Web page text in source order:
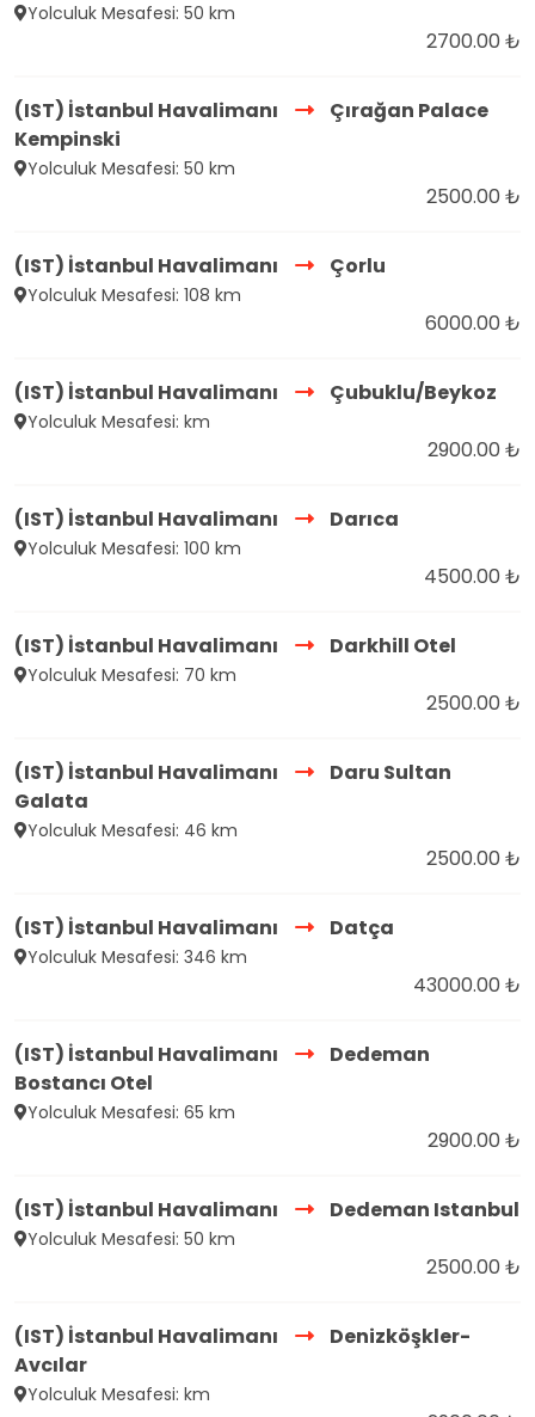
Yolculuk Mesafesi: 50 km
2700.00 ₺
(IST) İstanbul Havalimanı
Çırağan Palace
Kempinski
Yolculuk Mesafesi: 50 km
2500.00 ₺
(IST) İstanbul Havalimanı Çorlu
Yolculuk Mesafesi: 108 km
6000.00 ₺
(IST) İstanbul Havalimanı Çubuklu/Beykoz
Yolculuk Mesafesi: km
2900.00 ₺
(IST) İstanbul Havalimanı Darıca
Yolculuk Mesafesi: 100 km
4500.00 ₺
(IST) İstanbul Havalimanı Darkhill Otel
Yolculuk Mesafesi: 70 km
2500.00 ₺
(IST) İstanbul Havalimanı
Daru Sultan
Galata
Yolculuk Mesafesi: 46 km
2500.00 ₺
(IST) İstanbul Havalimanı Datça
Yolculuk Mesafesi: 346 km
43000.00 ₺
(IST) İstanbul Havalimanı
Dedeman
Bostancı Otel
Yolculuk Mesafesi: 65 km
2900.00 ₺
(IST) İstanbul Havalimanı Dedeman Istanbul
Yolculuk Mesafesi: 50 km
2500.00 ₺
(IST) İstanbul Havalimanı
Denizköşkler-
Avcılar
Yolculuk Mesafesi: km